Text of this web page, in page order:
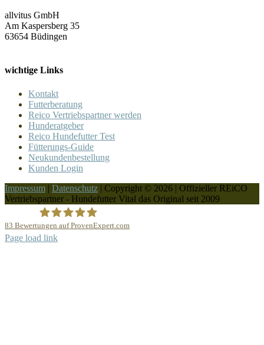
allvitus GmbH
Am Kaspersberg 35
63654 Büdingen
wichtige Links
Kontakt
Futterberatung
Reico Vertriebspartner werden
Hunderatgeber
Reico Hundefutter Test
Fütterungs-Guide
Neukundenbestellung
Kunden Login
Impressum | Datenschutz | Copyright © 2026 | Offizieller REiCO
Vertriebspartner - Hundefutter Vital das Original seit 2009
83 Bewertungen auf ProvenExpert.com
Page load link